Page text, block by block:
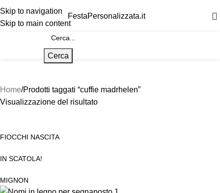
Skip to navigation
Skip to main content
FestaPersonalizzata.it
Cerca
Home Prodotti taggati “cuffie madrhelen”
Visualizzazione del risultato
FIOCCHI NASCITA
IN SCATOLA!
MIGNON